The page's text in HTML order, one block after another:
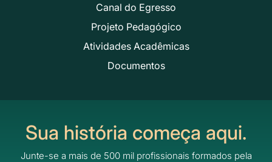
Canal do Egresso
Projeto Pedagógico
Atividades Acadêmicas
Documentos
Sua história começa aqui.
Junte-se a mais de 500 mil profissionais formados pela